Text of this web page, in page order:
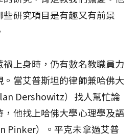
研究項目是有趣又有前景
上身時，仍有數名教職員力
當艾普斯坦的律師兼哈佛大
Dershowitz）找人幫忙論
他找上哈佛大學心理學及語
Pinker）。平克未拿過艾普